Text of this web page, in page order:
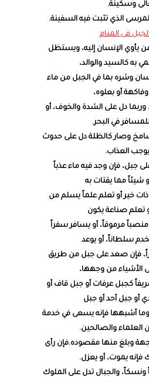
وسكينة.
الذي تثبت فيه السفينة.
فى المنام
يأوي الإنسان إليه، ويستظل
به كالسيد والوالد،
وشره بما في الجبل من ماء
أو بعلوه،
وربما دل على الشدة والخوف، أو
في البحر.
وصار كالظلة دل على حدوث
العذاب.
جبل، فإن وجد فيه ماء عذباً
شيئاً مما يقتات به
خير أو تعلم علماً يسلم من
تعلم صناعة يكون
منصباً مرموقاً، أو يسافر سفراً
سلطاناً، أو يوعد
فإن صعد على جبل من طريق
الأشياء من وجهها،
كجبل عرفات أو جبل قاف أو
أو جبل أحد أو جبل
أشبهها فإنه يسعى في خدمة
العلماء والصالحين.
وبلغ منها مقصوده.فإن رأى
فإنه يموت، أو يعزل.
ونسكاً، والجبال تدل على الملوك